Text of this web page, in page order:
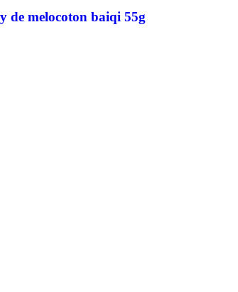
de melocoton baiqi 55g